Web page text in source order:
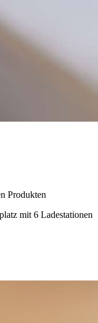
Produkten
mit 6 Ladestationen